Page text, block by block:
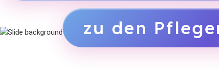
zu den